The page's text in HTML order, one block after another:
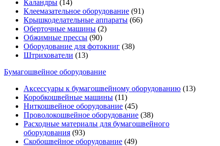
Каландры (14)
Клеемазательное оборудование (91)
Крышкоделательные аппараты (66)
Оберточные машины (2)
Обжимные прессы (90)
Оборудование для фотокниг (38)
Штрихователи (13)
Бумагошвейное оборудование
Аксессуары к бумагошвейному оборудованию (13)
Коробкошвейные машины (11)
Ниткошвейное оборудование (45)
Проволокошвейное оборудование (38)
Расходные материалы для бумагошвейного
оборудования (93)
Скобошвейное оборудование (49)